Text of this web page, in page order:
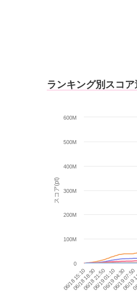
ランキング別スコ
スコア(pt)
06/18 15:10
06/18 18:30
06/18 21:50
06/19 01:10
06/19 04:30
06/19 07:50
06/
0
100M
200M
300M
400M
500M
600M